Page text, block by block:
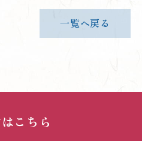
一覧へ戻る
こちら